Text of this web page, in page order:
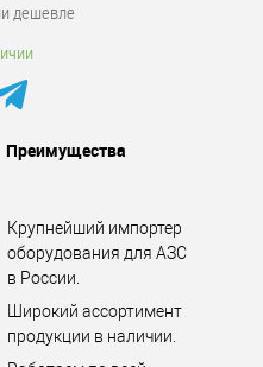
дешевле
Преимущества
Крупнейший импортер
оборудования для АЗС
в России.
Широкий ассортимент
продукции в наличии.